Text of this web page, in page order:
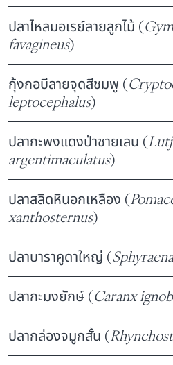
ปลาไหลมอเรย์ลายลูกไม้ (
favagineus)
กุ้งกอบีลายจุดสีชมพู (
leptocephalus)
ปลากะพงแดงป่าชายเลน (
argentimaculatus)
ปลาสลิดหินอกเหลือง (
xanthosternus)
ปลาบาราคูดาใหญ่ (
ปลากะมงยักษ์ (Caranx
ปลากล่องจมูกสั้น (